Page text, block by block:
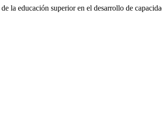
la educación superior en el desarrollo de